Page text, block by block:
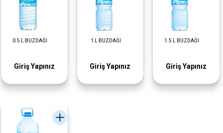
0.5 L BUZDAĞI
Giriş Yapınız
1 L BUZDAĞI
Giriş Yapınız
1.5 L BUZDAĞI
Giriş Yapınız